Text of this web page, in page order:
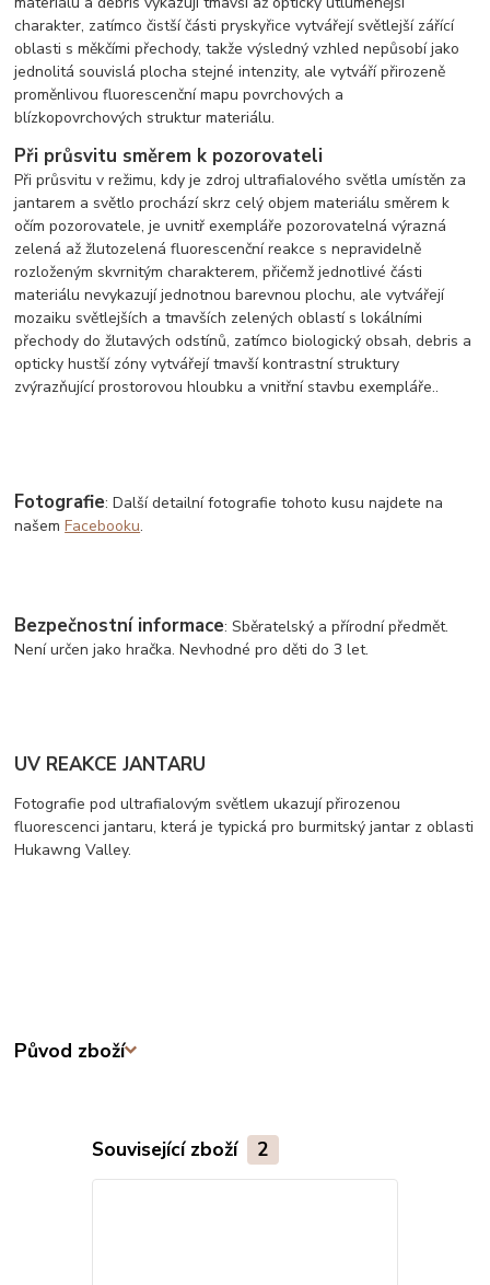
charakter, zatímco čistší části pryskyřice vytvářejí světlejší zářící
oblasti s měkčími přechody, takže výsledný vzhled nepůsobí jako
jednolitá souvislá plocha stejné intenzity, ale vytváří přirozeně
proměnlivou fluorescenční mapu povrchových a
blízkopovrchových struktur materiálu.
Při průsvitu směrem k pozorovateli
Při průsvitu v režimu, kdy je zdroj ultrafialového světla umístěn za
jantarem a světlo prochází skrz celý objem materiálu směrem k
očím pozorovatele, je uvnitř exempláře pozorovatelná výrazná
zelená až žlutozelená fluorescenční reakce s nepravidelně
rozloženým skvrnitým charakterem, přičemž jednotlivé části
materiálu nevykazují jednotnou barevnou plochu, ale vytvářejí
mozaiku světlejších a tmavších zelených oblastí s lokálními
přechody do žlutavých odstínů, zatímco biologický obsah, debris a
opticky hustší zóny vytvářejí tmavší kontrastní struktury
zvýrazňující prostorovou hloubku a vnitřní stavbu exempláře..
Fotografie: Další detailní fotografie tohoto kusu najdete na
našemFacebooku.
Bezpečnostní informace: Sběratelský a přírodní předmět.
Není určen jako hračka. Nevhodné pro děti do 3 let.
UV REAKCE JANTARU
Fotografie pod ultrafialovým světlem ukazují přirozenou
fluorescenci jantaru, která je typická pro burmitský jantar z oblasti
Hukawng Valley.
Původ zboží
Související zboží 2